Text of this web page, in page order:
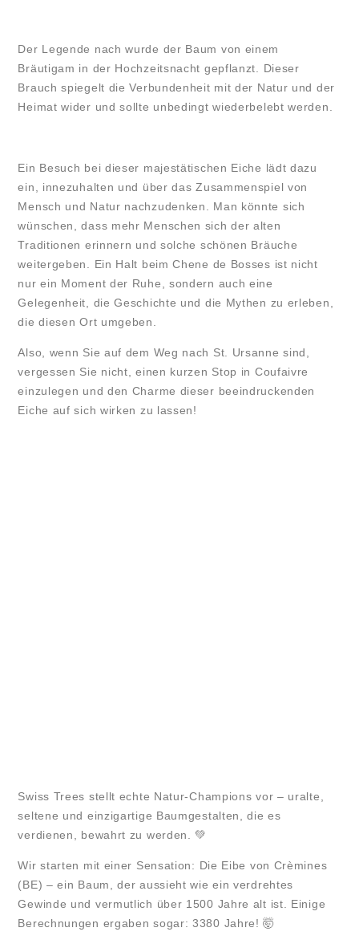
Der Legende nach wurde der Baum von einem
Bräutigam in der Hochzeitsnacht gepflanzt. Dieser
Brauch spiegelt die Verbundenheit mit der Natur und der
Heimat wider und sollte unbedingt wiederbelebt werden.
Ein Besuch bei dieser majestätischen Eiche lädt dazu
ein, innezuhalten und über das Zusammenspiel von
Mensch und Natur nachzudenken. Man könnte sich
wünschen, dass mehr Menschen sich der alten
Traditionen erinnern und solche schönen Bräuche
weitergeben. Ein Halt beim Chene de Bosses ist nicht
nur ein Moment der Ruhe, sondern auch eine
Gelegenheit, die Geschichte und die Mythen zu erleben,
die diesen Ort umgeben.
Also, wenn Sie auf dem Weg nach St. Ursanne sind,
vergessen Sie nicht, einen kurzen Stop in Coufaivre
einzulegen und den Charme dieser beeindruckenden
Eiche auf sich wirken zu lassen!
Swiss Trees stellt echte Natur-Champions vor – uralte,
seltene und einzigartige Baumgestalten, die es
verdienen, bewahrt zu werden. 💚
Wir starten mit einer Sensation: Die Eibe von Crèmines
(BE) – ein Baum, der aussieht wie ein verdrehtes
Gewinde und vermutlich über 1500 Jahre alt ist. Einige
Berechnungen ergaben sogar: 3380 Jahre! 🤯